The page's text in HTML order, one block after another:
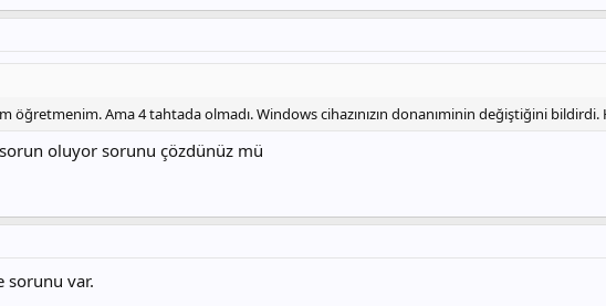
öğretmenim. Ama 4 tahtada olmadı. Windows cihazınızın donanıminin değiştiğini bildirdi.
oluyor sorunu çözdünüz mü
sorunu var.